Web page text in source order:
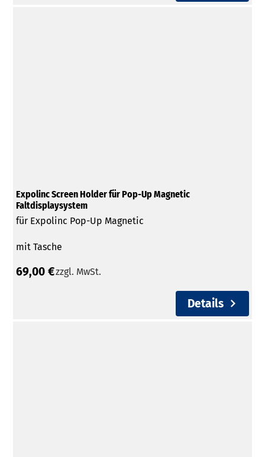
Expolinc Screen Holder für Pop-Up Magnetic
Faltdisplaysystem
für Expolinc Pop-Up Magnetic
mit Tasche
69,00 €zzgl. MwSt.
Details